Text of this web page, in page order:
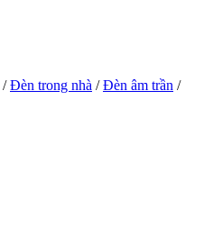
/Đèn trong nhà /Đèn âm trần /